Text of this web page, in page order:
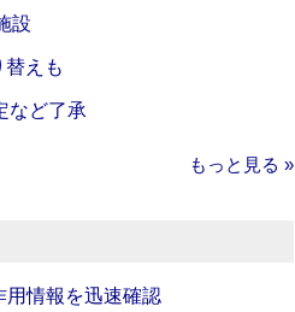
設
替えも
など了承
もっと見る »
用情報を迅速確認